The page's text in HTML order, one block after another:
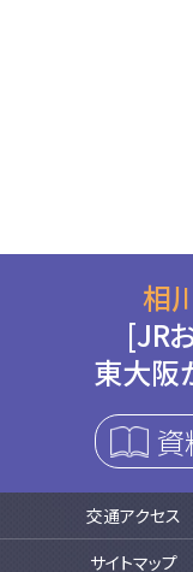
相
[JR
東大阪
資
交通アクセス
サイトマップ